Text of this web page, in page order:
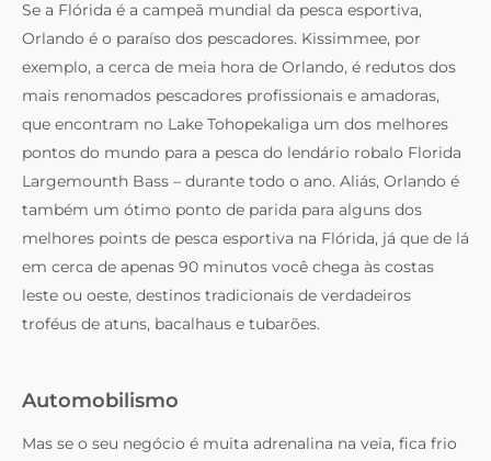
Se a Flórida é a campeã mundial da pesca esportiva,
Orlando é o paraíso dos pescadores. Kissimmee, por
exemplo, a cerca de meia hora de Orlando, é redutos dos
mais renomados pescadores profissionais e amadoras,
que encontram no Lake Tohopekaliga um dos melhores
pontos do mundo para a pesca do lendário robalo Florida
Largemounth Bass – durante todo o ano. Aliás, Orlando é
também um ótimo ponto de parida para alguns dos
melhores points de pesca esportiva na Flórida, já que de lá
em cerca de apenas 90 minutos você chega às costas
leste ou oeste, destinos tradicionais de verdadeiros
troféus de atuns, bacalhaus e tubarões.
Automobilismo
Mas se o seu negócio é muita adrenalina na veia, fica frio